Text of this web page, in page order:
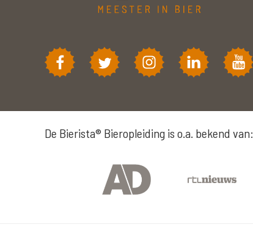
De Bierista® Bieropleiding is o.a. bekend van: